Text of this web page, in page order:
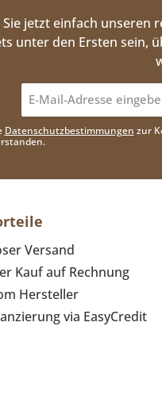
jetzt einfach unseren
unter den Ersten sein,
Datenschutzbestimmungen zur
Versand
Kauf auf Rechnung
Hersteller
via EasyCredit